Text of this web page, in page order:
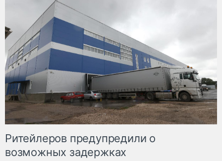
Ритейлеров предупредили о
возможных задержках